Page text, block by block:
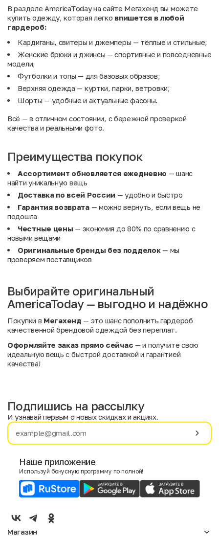
В разделе AmericaToday на сайте Мегахенд вы можете
купить одежду, которая легко впишется в любой
гардероб:
Кардиганы, свитеры и джемперы — тёплые и стильные;
Женские брюки и джинсы — спортивные и повседневные
модели;
Футболки и топы — для базовых образов;
Верхняя одежда — куртки, парки, ветровки;
Шорты — удобные и актуальные фасоны.
Всё — в отличном состоянии, с бережной проверкой
качества и реальными фото.
Преимущества покупок
Ассортимент обновляется ежедневно — шанс
найти уникальную вещь
Доставка по всей России — удобно и быстро
Гарантия возврата— можно вернуть, если вещь не
подошла
Честные цены — экономия до 80% по сравнению с
новыми вещами
Оригинальные бренды без подделок— мы
проверяем поставщиков
Выбирайте оригинальный
AmericaToday — выгодно и надёжно
Покупки в Мегахенд — это шанс пополнить гардероб
качественной брендовой одеждой без переплат.
Оформляйте заказ прямо сейчас — и получите свою
идеальную вещь с быстрой доставкой и гарантией
качества!
Имя
E-mail
Мужской
Подпишись на рассылку
И узнавай первым о новых скидках и акциях.
Наше приложение
Используй бонусную программу по полной!
Магазин